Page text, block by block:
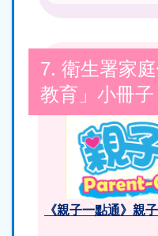
7. 衛生署家
教育」小冊子
《親子一點通》親